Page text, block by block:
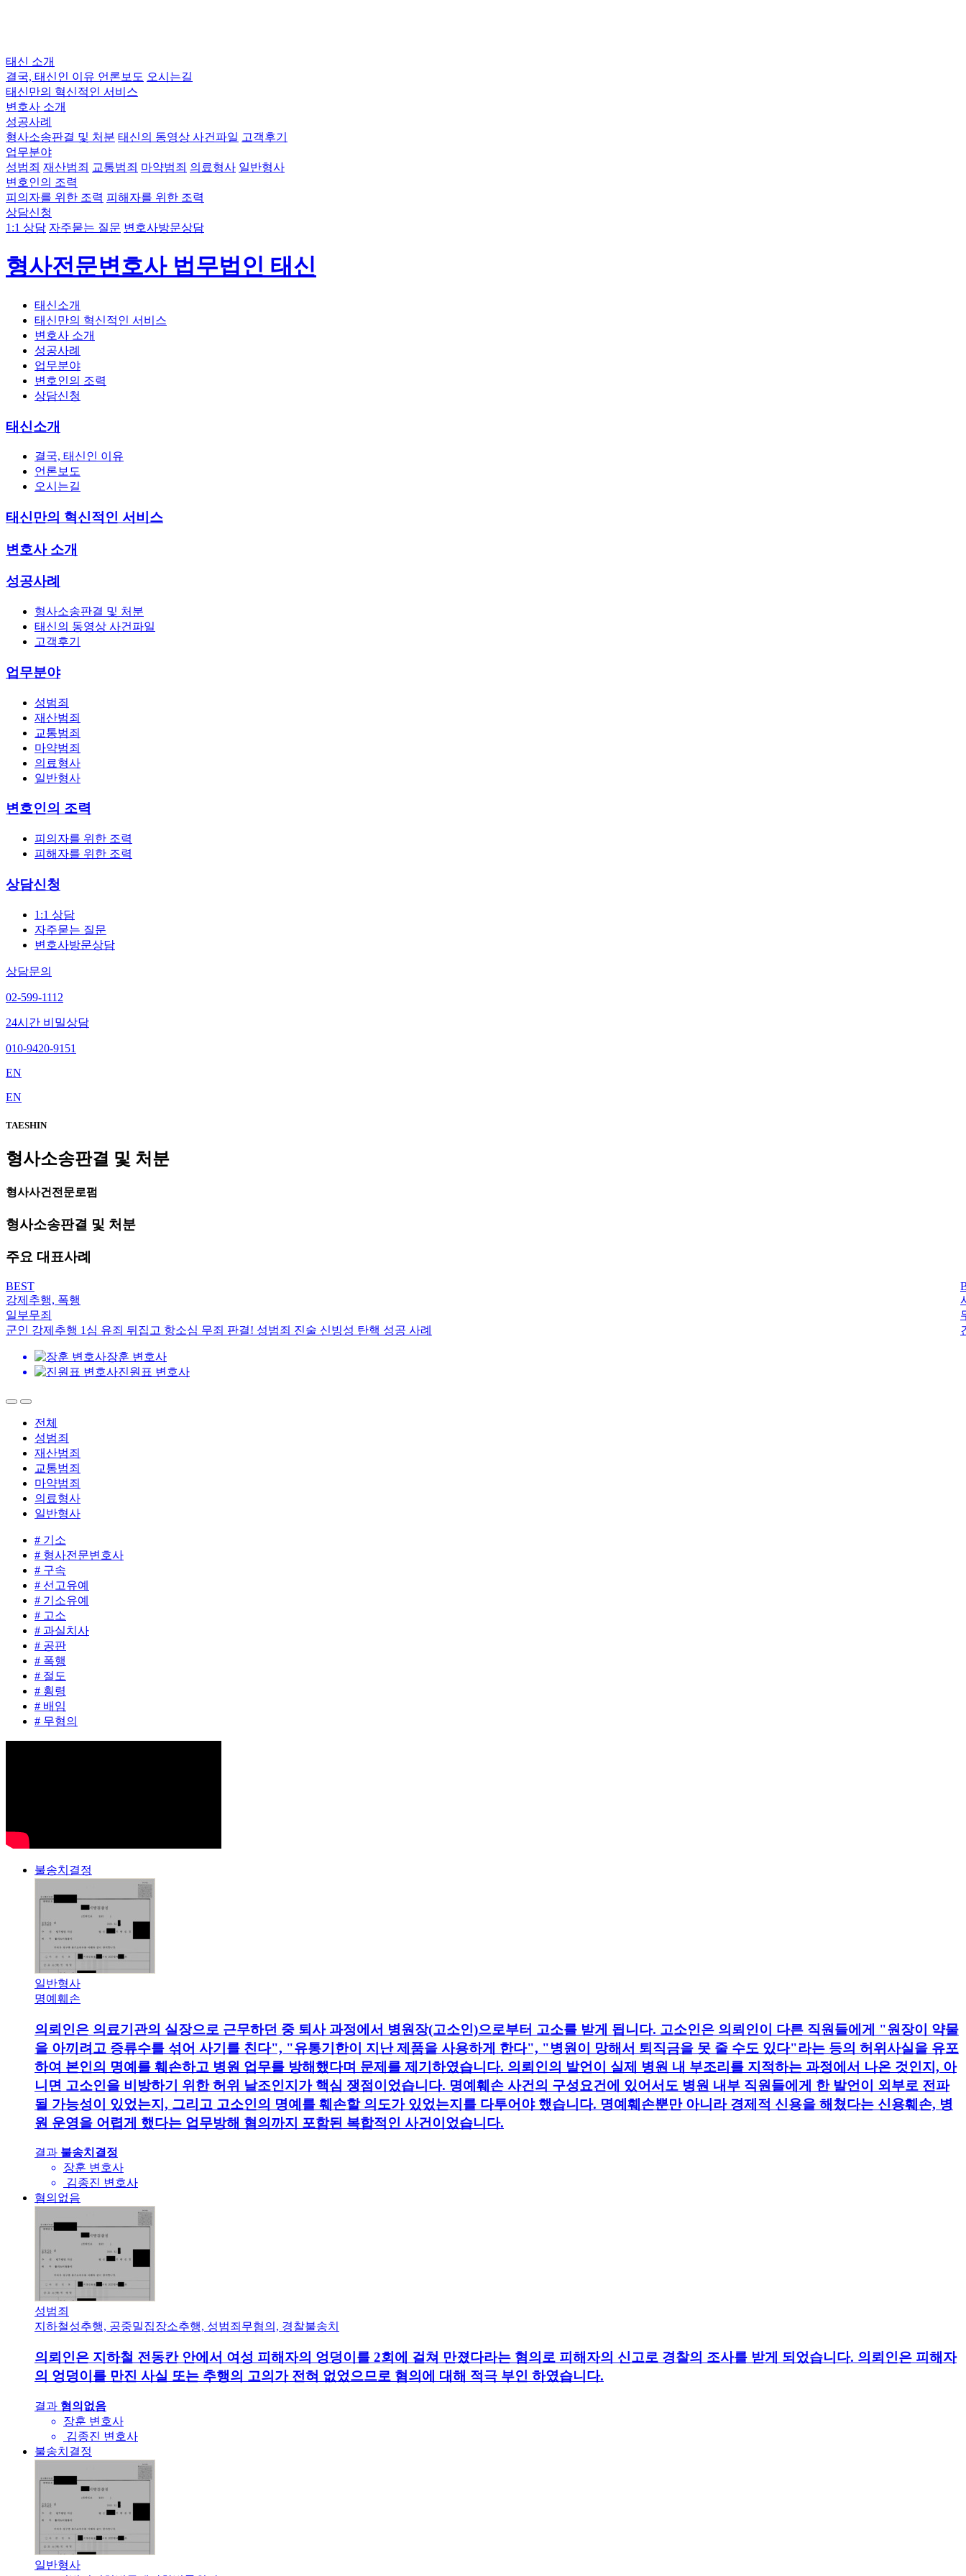
태신 소개
결국, 태신인 이유 언론보도 오시는길
태신만의 혁신적인 서비스
변호사 소개
성공사례
형사소송판결 및 처분 태신의 동영상 사건파일 고객후기
업무분야
성범죄 재산범죄 교통범죄 마약범죄 의료형사 일반형사
변호인의 조력
피의자를 위한 조력 피해자를 위한 조력
상담신청
1:1 상담 자주묻는 질문 변호사방문상담
형사전문변호사 법무법인 태신
태신소개
태신만의 혁신적인 서비스
변호사 소개
성공사례
업무분야
변호인의 조력
상담신청
태신소개
결국, 태신인 이유
언론보도
오시는길
태신만의 혁신적인 서비스
변호사 소개
성공사례
형사소송판결 및 처분
태신의 동영상 사건파일
고객후기
업무분야
성범죄
재산범죄
교통범죄
마약범죄
의료형사
일반형사
변호인의 조력
피의자를 위한 조력
피해자를 위한 조력
상담신청
1:1 상담
자주묻는 질문
변호사방문상담
상담문의
02-599-1112
24시간 비밀상담
010-9420-9151
EN
EN
TAESHIN
형사소송판결 및 처분
형사사건전문로펌
형사소송판결 및 처분
주요 대표사례
BEST
강제추행, 폭행
일부무죄
군인 강제추행 1심 유죄 뒤집고 항소심 무죄 판결! 성범죄 진술 신빙성 탄핵 성공 사례
장훈 변호사
진원표 변호사
전체
성범죄
재산범죄
교통범죄
마약범죄
의료형사
일반형사
# 기소
# 형사전문변호사
# 구속
# 선고유예
# 기소유예
# 고소
# 과실치사
# 공판
# 폭행
# 절도
# 횡령
# 배임
# 무혐의
불송치결정
일반형사
명예훼손
의뢰인은 의료기관의 실장으로 근무하던 중 퇴사 과정에서 병원장(고소인)으로부터 고소를 받게 됩니다. 고소인은 의뢰인이 다른 직원들에게 "원장이 약물
을 아끼려고 증류수를 섞어 사기를 친다", "유통기한이 지난 제품을 사용하게 한다", "병원이 망해서 퇴직금을 못 줄 수도 있다"라는 등의 허위사실을 유포
하여 본인의 명예를 훼손하고 병원 업무를 방해했다며 문제를 제기하였습니다. 의뢰인의 발언이 실제 병원 내 부조리를 지적하는 과정에서 나온 것인지, 아
니면 고소인을 비방하기 위한 허위 날조인지가 핵심 쟁점이었습니다. 명예훼손 사건의 구성요건에 있어서도 병원 내부 직원들에게 한 발언이 외부로 전파
될 가능성이 있었는지, 그리고 고소인의 명예를 훼손할 의도가 있었는지를 다투어야 했습니다. 명예훼손뿐만 아니라 경제적 신용을 해쳤다는 신용훼손, 병
원 운영을 어렵게 했다는 업무방해 혐의까지 포함된 복합적인 사건이었습니다.
결과 불송치결정
장훈 변호사
김종진 변호사
혐의없음
성범죄
지하철성추행, 공중밀집장소추행, 성범죄무혐의, 경찰불송치
의뢰인은 지하철 전동칸 안에서 여성 피해자의 엉덩이를 2회에 걸쳐 만졌다라는 혐의로 피해자의 신고로 경찰의 조사를 받게 되었습니다. 의뢰인은 피해자
의 엉덩이를 만진 사실 또는 추행의 고의가 전혀 없었으므로 혐의에 대해 적극 부인 하였습니다.
결과 혐의없음
장훈 변호사
김종진 변호사
불송치결정
일반형사